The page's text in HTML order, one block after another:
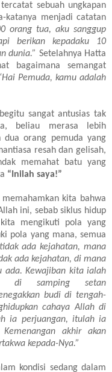
sebuah ungkapan
katanya menjadi catatan
orang tua, aku sanggup
berikan kepadaku 10
dunia.” Setelahnya Hatta
bagaimana semangat
Pemuda, kamu adalah
sangat antusias tak
beliau merasa lebih
dua orang pemuda yang
resah dan gelisah,
memahat batu yang
“Inilah saya!”
kita bahwa
ini, sebab siklus hidup
mengikuti pola yang
pola yang mana, semua
ada kejahatan, mana
ada kejahatan, di mana
ada. Kewajiban kita ialah
di samping setan
budi di tengah-
cahaya Allah di
ia perjuangan, itulah ia
akhir akan
kepada-Nya.”
kondisi sedang dalam